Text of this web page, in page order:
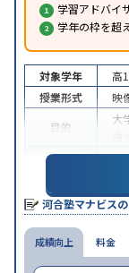
学習アドバイ
学年の枠を超
対象学年
高
授業形式
映
目的
大
中
1
※2024年6月調査。
河合塾マナビス
成績向上 料金